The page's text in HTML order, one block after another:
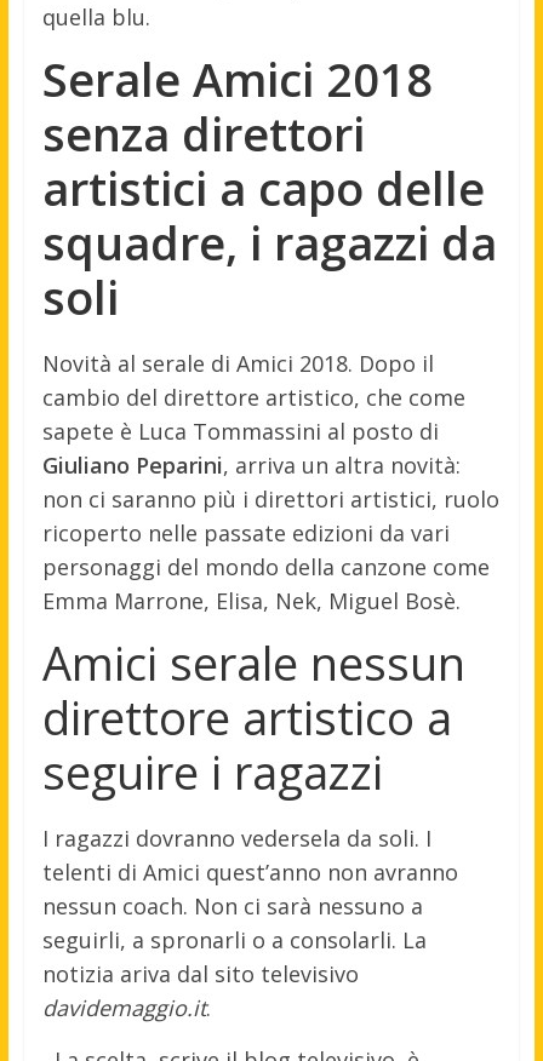
quella blu.
Serale Amici 2018
senza direttori
artistici a capo delle
squadre, i ragazzi da
soli
Novità al serale di Amici 2018. Dopo il
cambio del direttore artistico, che come
sapete è Luca Tommassini al posto di
Giuliano Peparini, arriva un altra novità:
non ci saranno più i direttori artistici, ruolo
ricoperto nelle passate edizioni da vari
personaggi del mondo della canzone come
Emma Marrone, Elisa, Nek, Miguel Bosè.
Amici serale nessun
direttore artistico a
seguire i ragazzi
I ragazzi dovranno vedersela da soli. I
telenti di Amici quest’anno non avranno
nessun coach. Non ci sarà nessuno a
seguirli, a spronarli o a consolarli. La
notizia ariva dal sito televisivo
davidemaggio.it.